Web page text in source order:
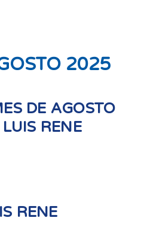
2025
DE AGOSTO
RENE
RENE